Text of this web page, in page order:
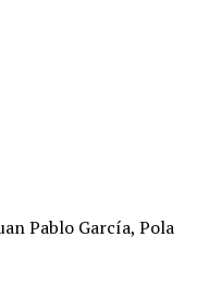
Pablo García, Pola